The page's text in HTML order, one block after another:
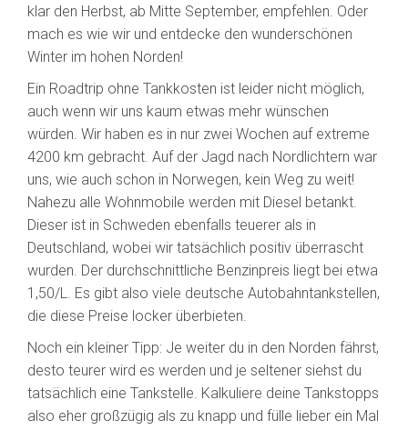
klar den Herbst, ab Mitte September, empfehlen. Oder
mach es wie wir und entdecke den wunderschönen
Winter im hohen Norden!
Ein Roadtrip ohne Tankkosten ist leider nicht möglich,
auch wenn wir uns kaum etwas mehr wünschen
würden. Wir haben es in nur zwei Wochen auf extreme
4200 km gebracht. Auf der Jagd nach Nordlichtern war
uns, wie auch schon in Norwegen, kein Weg zu weit!
Nahezu alle Wohnmobile werden mit Diesel betankt.
Dieser ist in Schweden ebenfalls teuerer als in
Deutschland, wobei wir tatsächlich positiv überrascht
wurden. Der durchschnittliche Benzinpreis liegt bei etwa
1,50/L. Es gibt also viele deutsche Autobahntankstellen,
die diese Preise locker überbieten.
Noch ein kleiner Tipp: Je weiter du in den Norden fährst,
desto teurer wird es werden und je seltener siehst du
tatsächlich eine Tankstelle. Kalkuliere deine Tankstopps
also eher großzügig als zu knapp und fülle lieber ein Mal